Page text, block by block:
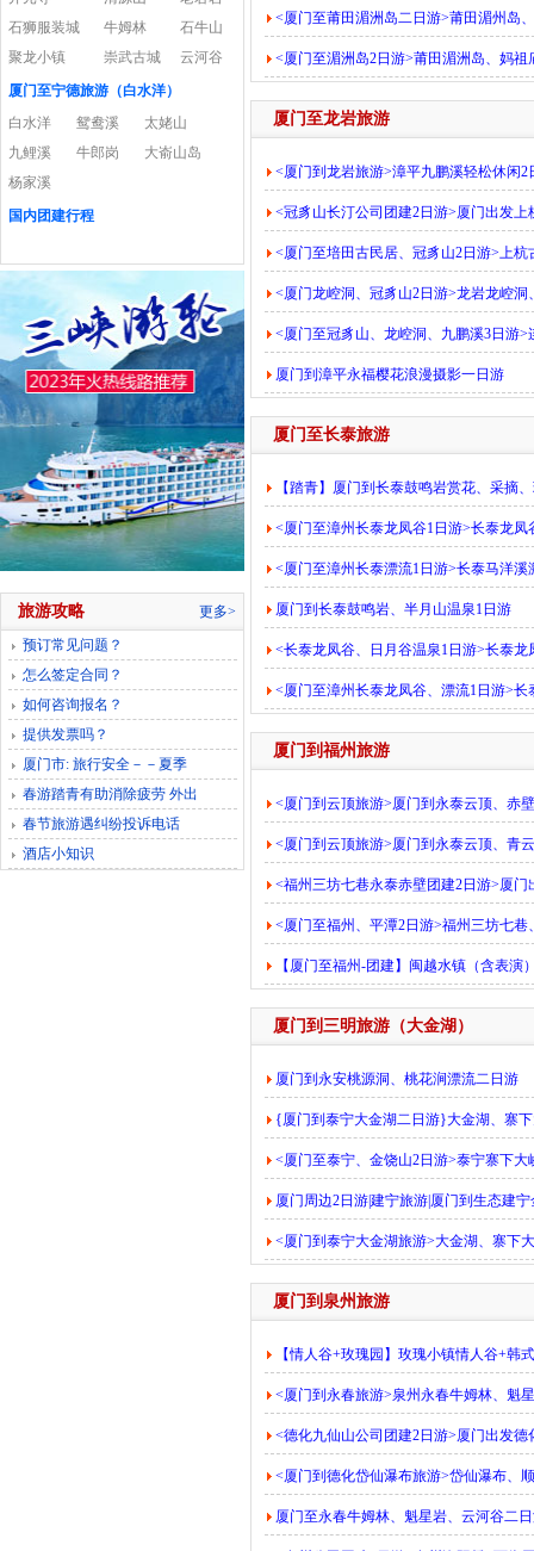
石狮服装城
牛姆林
石牛山
聚龙小镇
崇武古城
云河谷
厦门至宁德旅游（白水洋）
白水洋
鸳鸯溪
太姥山
九鲤溪
牛郎岗
大嵛山岛
杨家溪
国内团建行程
旅游攻略
更多>
预订常见问题？
怎么签定合同？
如何咨询报名？
提供发票吗？
厦门市: 旅行安全－－夏季
春游踏青有助消除疲劳 外出
春节旅游遇纠纷投诉电话
酒店小知识
<厦门至莆田湄洲岛二日游>莆田湄州岛
<厦门至湄洲岛2日游>莆田湄洲岛、妈祖
厦门至龙岩旅游
<厦门到龙岩旅游>漳平九鹏溪轻松休闲2
<冠豸山长汀公司团建2日游>厦门出发上
<厦门至培田古民居、冠豸山2日游>上杭
<厦门龙崆洞、冠豸山2日游>龙岩龙崆洞
<厦门至冠豸山、龙崆洞、九鹏溪3日游>
厦门到漳平永福樱花浪漫摄影一日游
厦门至长泰旅游
【踏青】厦门到长泰鼓鸣岩赏花、采摘
<厦门至漳州长泰龙凤谷1日游>长泰龙凤
<厦门至漳州长泰漂流1日游>长泰马洋溪
厦门到长泰鼓鸣岩、半月山温泉1日游
<长泰龙凤谷、日月谷温泉1日游>长泰龙
<厦门至漳州长泰龙凤谷、漂流1日游>长
厦门到福州旅游
<厦门到云顶旅游>厦门到永泰云顶、赤
<厦门到云顶旅游>厦门到永泰云顶、青
<福州三坊七巷永泰赤壁团建2日游>厦门
<厦门至福州、平潭2日游>福州三坊七巷
【厦门至福州-团建】闽越水镇（含表演
厦门到三明旅游（大金湖）
厦门到永安桃源洞、桃花涧漂流二日游
{厦门到泰宁大金湖二日游}大金湖、寨
<厦门至泰宁、金饶山2日游>泰宁寨下大
厦门周边2日游|建宁旅游|厦门到生态建
<厦门到泰宁大金湖旅游>大金湖、寨下
厦门到泉州旅游
【情人谷+玫瑰园】玫瑰小镇情人谷+韩
<厦门到永春旅游>泉州永春牛姆林、魁
<德化九仙山公司团建2日游>厦门出发德
<厦门到德化岱仙瀑布旅游>岱仙瀑布、
厦门至永春牛姆林、魁星岩、云河谷二